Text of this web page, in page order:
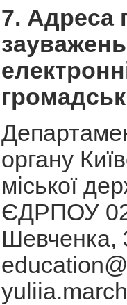
7. Адреса
органу
міської
ЄДРПОУ
Шевченка,